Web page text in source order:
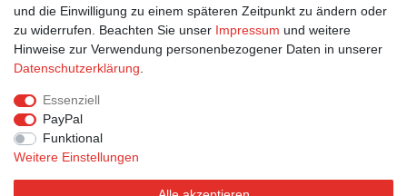
Bestellung widerrufen
und die Einwilligung zu einem späteren Zeitpunkt zu ändern oder
zu widerrufen. Beachten Sie unser Impressum und weitere
Hinweise zur Verwendung personenbezogener Daten in unserer
Daten­schutz­erklärung
Essenziell
PayPal
Funktional
Weitere Einstellungen